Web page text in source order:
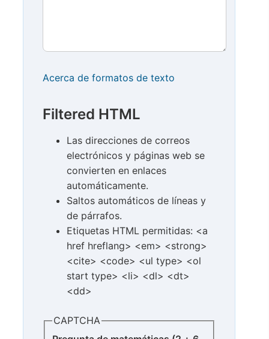
Acerca de formatos de texto
Filtered HTML
Las direcciones de correos
electrónicos y páginas web se
convierten en enlaces
automáticamente.
Saltos automáticos de líneas y
de párrafos.
Etiquetas HTML permitidas: <a
href hreflang> <em> <strong>
<cite> <code> <ul type> <ol
start type> <li> <dl> <dt>
<dd>
CAPTCHA